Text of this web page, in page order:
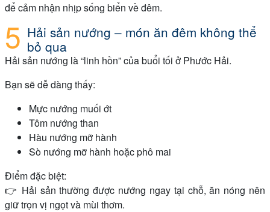
để cảm nhận nhịp sống biển về đêm.
Hải sản nướng – món ăn đêm không thể
bỏ qua
Hải sản nướng là “linh hồn” của buổi tối ở Phước Hải.
Bạn sẽ dễ dàng thấy:
Mực nướng muối ớt
Tôm nướng than
Hàu nướng mỡ hành
Sò nướng mỡ hành hoặc phô mai
Điểm đặc biệt:
👉 Hải sản thường được nướng ngay tại chỗ, ăn nóng nên
giữ trọn vị ngọt và mùi thơm.